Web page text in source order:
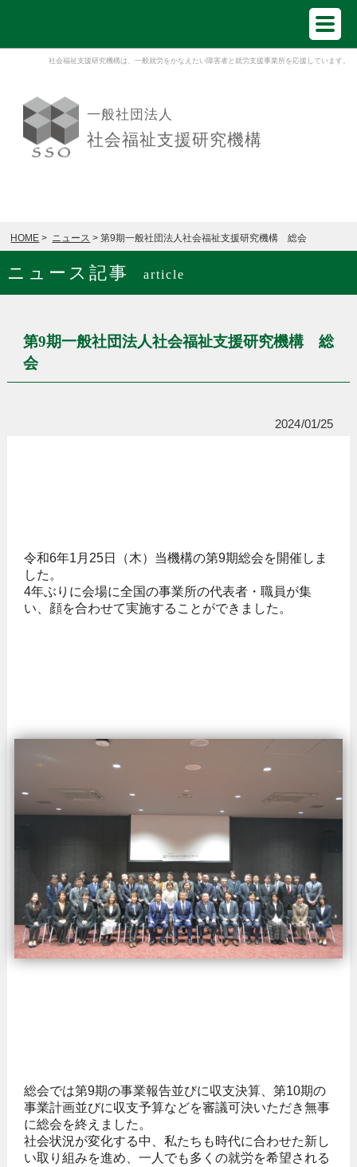
社会福祉支援研究機構は、一般就労をかなえたい障害者と就労支援事業所を応援しています。
一般社団法人
社会福祉支援研究機構
HOME > ニュース > 第9期一般社団法人社会福祉支援研究機構 総会
ニュース記事 article
第9期一般社団法人社会福祉支援研究機構 総
会
2024/01/25
令和6年1月25日（木）当機構の第9期総会を開催しま
した。
4年ぶりに会場に全国の事業所の代表者・職員が集
い、顔を合わせて実施することができました。
総会では第9期の事業報告並びに収支決算、第10期の
事業計画並びに収支予算などを審議可決いただき無事
に総会を終えました。
社会状況が変化する中、私たちも時代に合わせた新し
い取り組みを進め、一人でも多くの就労を希望される